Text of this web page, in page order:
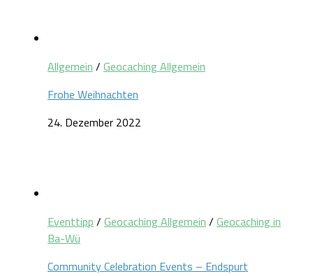
Allgemein / Geocaching Allgemein
Frohe Weihnachten
24. Dezember 2022
Eventtipp / Geocaching Allgemein / Geocaching in
Ba-Wü
Community Celebration Events – Endspurt